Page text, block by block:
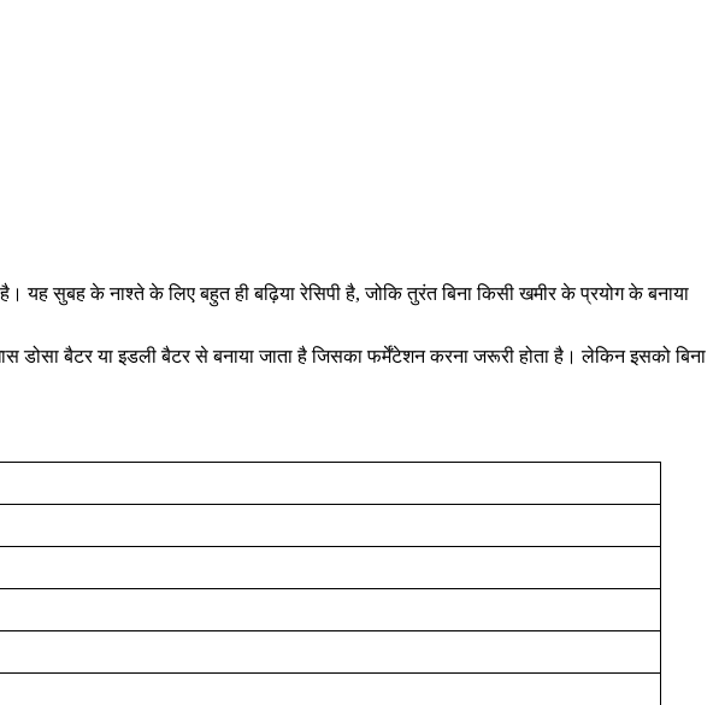
यह सुबह के नाश्ते के लिए बहुत ही बढ़िया रेसिपी है, जोकि तुरंत बिना किसी खमीर के प्रयोग के बनाया
बैटर या इडली बैटर से बनाया जाता है जिसका फर्मेंटेशन करना जरूरी होता है। लेकिन इसको बिना